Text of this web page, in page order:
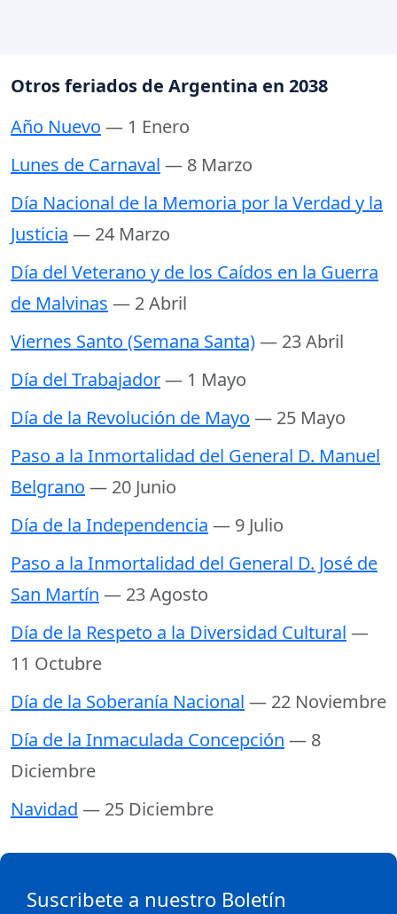
Otros feriados de Argentina en 2038
Año Nuevo — 1 Enero
Lunes de Carnaval — 8 Marzo
Día Nacional de la Memoria por la Verdad y la
Justicia — 24 Marzo
Día del Veterano y de los Caídos en la Guerra
de Malvinas — 2 Abril
Viernes Santo (Semana Santa)— 23 Abril
Día del Trabajador— 1 Mayo
Día de la Revolución de Mayo — 25 Mayo
Paso a la Inmortalidad del General D. Manuel
Belgrano — 20 Junio
Día de la Independencia — 9 Julio
Paso a la Inmortalidad del General D. José de
San Martín — 23 Agosto
Día de la Respeto a la Diversidad Cultural —
11 Octubre
Día de la Soberanía Nacional — 22 Noviembre
Día de la Inmaculada Concepción — 8
Diciembre
Navidad — 25 Diciembre
Suscribete a nuestro Boletín